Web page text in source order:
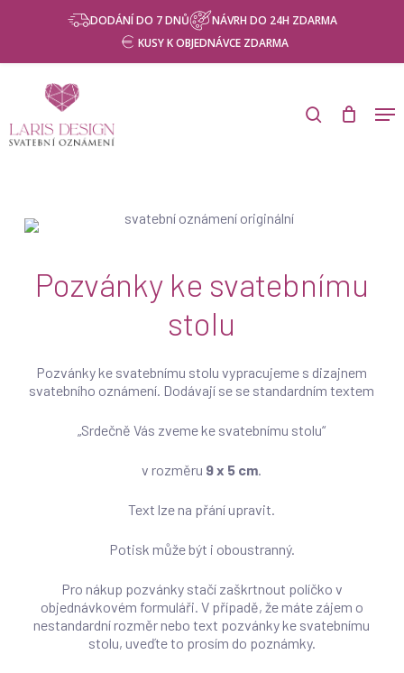
contentProducts
search
DODÁNÍ DO 7 DNŮ
NÁVRH DO 24H ZDARMA
KUSY K OBJEDNÁVCE ZDARMA
search
Pozvánky ke svatebnímu
stolu
Pozvánky ke svatebnímu stolu vypracujeme s dizajnem
svatebního oznámení. Dodávají se se standardním textem
„Srdečně Vás zveme ke svatebnímu stolu“
v rozměru 9 x 5 cm.
Text lze na přání upravit.
Potisk může být i oboustranný.
Pro nákup pozvánky stačí zaškrtnout políčko v
objednávkovém formuláři. V případě, že máte zájem o
nestandardní rozměr nebo text pozvánky ke svatebnímu
stolu, uveďte to prosím do poznámky.